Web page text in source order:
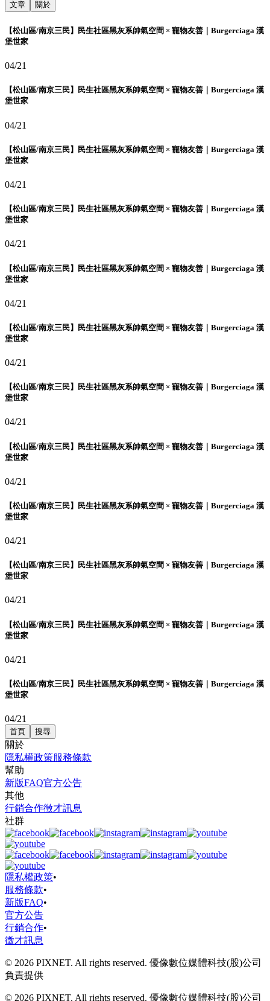
文章 關於
【松山區/南京三民】民生社區黑灰系帥氣空間 × 寵物友善｜Burgerciaga 漢
堡世家
04/21
【松山區/南京三民】民生社區黑灰系帥氣空間 × 寵物友善｜Burgerciaga 漢
堡世家
04/21
【松山區/南京三民】民生社區黑灰系帥氣空間 × 寵物友善｜Burgerciaga 漢
堡世家
04/21
【松山區/南京三民】民生社區黑灰系帥氣空間 × 寵物友善｜Burgerciaga 漢
堡世家
04/21
【松山區/南京三民】民生社區黑灰系帥氣空間 × 寵物友善｜Burgerciaga 漢
堡世家
04/21
【松山區/南京三民】民生社區黑灰系帥氣空間 × 寵物友善｜Burgerciaga 漢
堡世家
04/21
【松山區/南京三民】民生社區黑灰系帥氣空間 × 寵物友善｜Burgerciaga 漢
堡世家
04/21
【松山區/南京三民】民生社區黑灰系帥氣空間 × 寵物友善｜Burgerciaga 漢
堡世家
04/21
【松山區/南京三民】民生社區黑灰系帥氣空間 × 寵物友善｜Burgerciaga 漢
堡世家
04/21
【松山區/南京三民】民生社區黑灰系帥氣空間 × 寵物友善｜Burgerciaga 漢
堡世家
04/21
【松山區/南京三民】民生社區黑灰系帥氣空間 × 寵物友善｜Burgerciaga 漢
堡世家
04/21
【松山區/南京三民】民生社區黑灰系帥氣空間 × 寵物友善｜Burgerciaga 漢
堡世家
04/21
首頁 搜尋
關於
隱私權政策服務條款
幫助
新版FAQ官方公告
其他
行銷合作徵才訊息
社群
隱私權政策•
服務條款•
新版FAQ•
官方公告
行銷合作•
徵才訊息
© 2026 PIXNET. All rights reserved. 優像數位媒體科技(股)公司
負責提供
© 2026 PIXNET. All rights reserved. 優像數位媒體科技(股)公司